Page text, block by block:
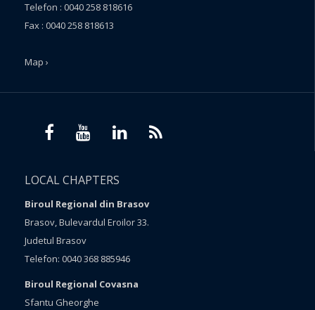
Telefon : 0040 258 818616
Fax : 0040 258 818613
Map ›
LOCAL CHAPTERS
Biroul Regional din Brasov
Brasov, Bulevardul Eroilor 33.
Judetul Brasov
Telefon: 0040 368 885946
Biroul Regional Covasna
Sfantu Gheorghe